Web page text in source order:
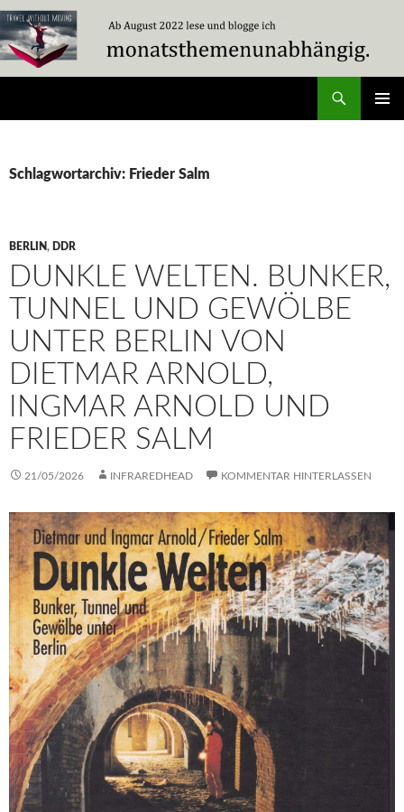
Zum
Inhalt
springen
Schlagwortarchiv: Frieder Salm
BERLIN, DDR
DUNKLE WELTEN. BUNKER,
TUNNEL UND GEWÖLBE
UNTER BERLIN VON
DIETMAR ARNOLD,
INGMAR ARNOLD UND
FRIEDER SALM
21/05/2026 INFRAREDHEAD KOMMENTAR HINTERLASSEN